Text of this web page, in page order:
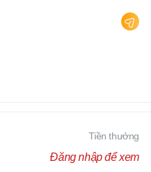
Tiền thưởng
Đăng nhập để xem